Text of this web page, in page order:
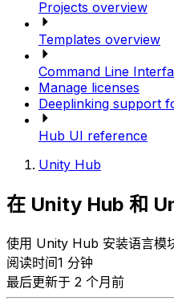
Projects overview
Templates overview
Command Line
Manage licenses
Deeplinking support
Hub UI reference
Unity Hub
在 Unity Hub 和
使用 Unity Hub 安装语言模
阅读时间1 分钟
最后更新于 2 个月前